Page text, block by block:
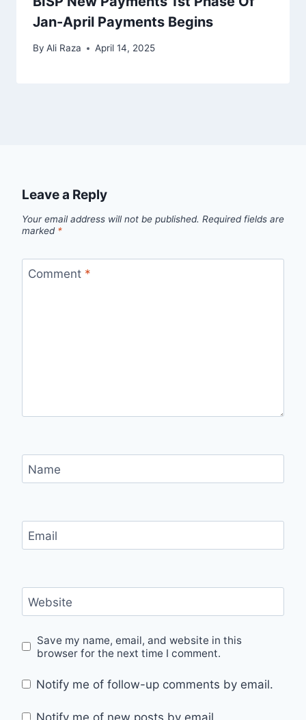
Jan-April Payments Begins
By Ali Raza April 14, 2025
Leave a Reply
Your email address will not be published. Required fields are
marked *
Comment *
Name
Email
Website
Save my name, email, and website in this
browser for the next time I comment.
Notify me of follow-up comments by email.
Notify me of new posts by email.